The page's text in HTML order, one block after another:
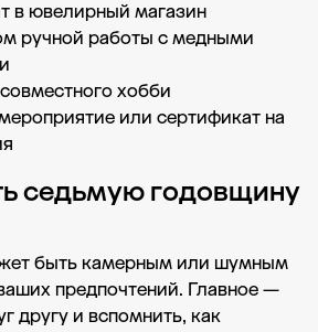
в ювелирный магазин
ручной работы с медными
хобби
или сертификат на
седьмую годовщину
быть камерным или шумным
предпочтений. Главное —
другу и вспомнить, как